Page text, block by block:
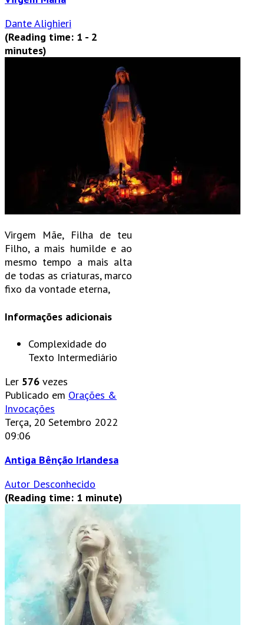
Dante Alighieri
(Reading time: 1 - 2
minutes)
Virgem Mãe, Filha de teu
Filho, a mais humilde e ao
mesmo tempo a mais alta
de todas as criaturas, marco
fixo da vontade eterna,
Informações adicionais
Complexidade do
Texto Intermediário
Ler 576 vezes
Publicado em Orações &
Invocações
Terça, 20 Setembro 2022
09:06
Antiga Bênção Irlandesa
Autor Desconhecido
(Reading time: 1 minute)